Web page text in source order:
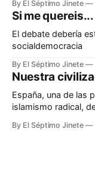
By El Séptimo Jinete
Si me quereis...
El debate debería
socialdemocracia
By El Séptimo Jinete
Nuestra
España, una de las
islamismo radical,
By El Séptimo Jinete